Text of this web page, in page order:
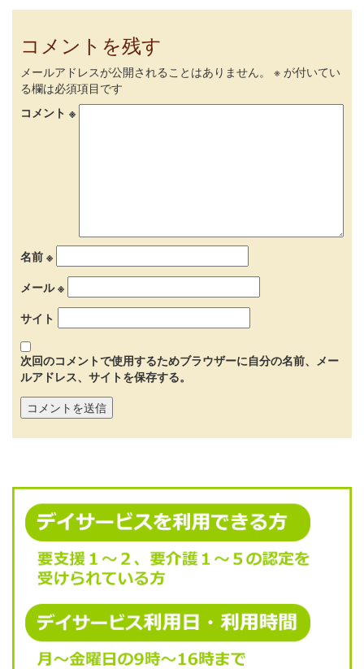
コメントを残す
メールアドレスが公開されることはありません。 ※ が付いてい
る欄は必須項目です
コメント ※
名前 ※
メール※
サイト
次回のコメントで使用するためブラウザーに自分の名前、メー
ルアドレス、サイトを保存する。